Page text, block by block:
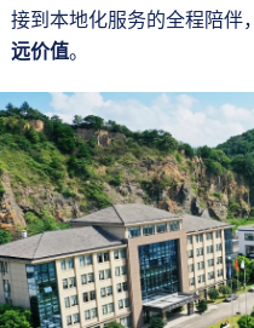
接到本地化服务的全程陪伴，
远价值。